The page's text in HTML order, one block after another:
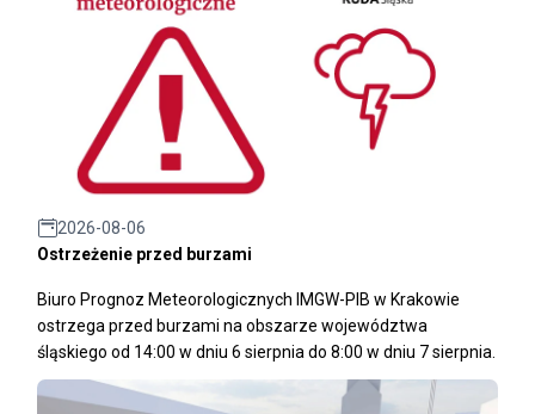
2026-08-06
Ostrzeżenie przed burzami
Biuro Prognoz Meteorologicznych IMGW-PIB w Krakowie
ostrzega przed burzami na obszarze województwa
śląskiego od 14:00 w dniu 6 sierpnia do 8:00 w dniu 7 sierpnia.